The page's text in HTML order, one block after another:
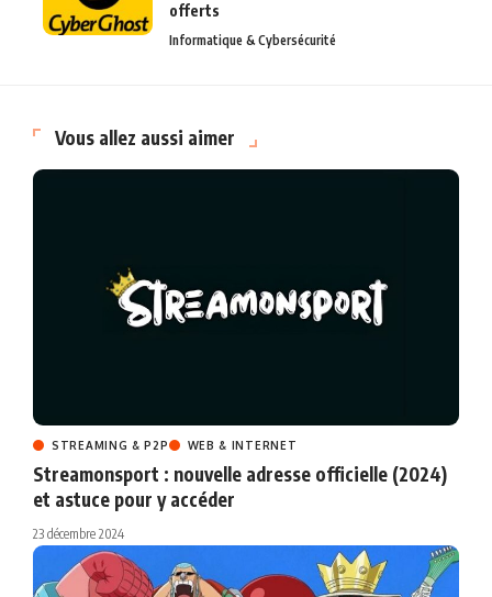
offerts
Informatique & Cybersécurité
Vous allez aussi aimer
STREAMING & P2P WEB & INTERNET
Streamonsport : nouvelle adresse officielle (2024)
et astuce pour y accéder
23 décembre 2024